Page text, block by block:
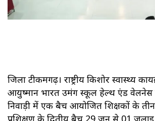
जिला टीकमगढ़। राष्ट्रीय किशोर स्वास्थ्य
आयुष्मान भारत उमंग स्कूल हेल्थ एंड वेलनेस
निवाड़ी में एक बैच आयोजित शिक्षकों के